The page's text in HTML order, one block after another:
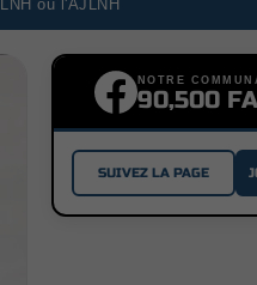
ou l'AJLNH
NOTRE
90,500
SUIVEZ LA PAGE